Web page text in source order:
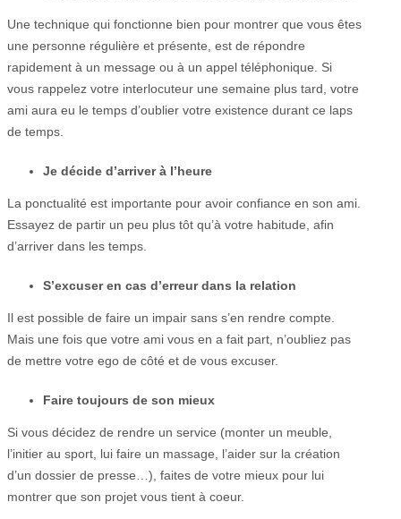
Une technique qui fonctionne bien pour montrer que vous êtes
une personne régulière et présente, est de répondre
rapidement à un message ou à un appel téléphonique. Si
vous rappelez votre interlocuteur une semaine plus tard, votre
ami aura eu le temps d’oublier votre existence durant ce laps
de temps.
Je décide d’arriver à l’heure
La ponctualité est importante pour avoir confiance en son ami.
Essayez de partir un peu plus tôt qu’à votre habitude, afin
d’arriver dans les temps.
S’excuser en cas d’erreur dans la relation
Il est possible de faire un impair sans s’en rendre compte.
Mais une fois que votre ami vous en a fait part, n’oubliez pas
de mettre votre ego de côté et de vous excuser.
Faire toujours de son mieux
Si vous décidez de rendre un service (monter un meuble,
l’initier au sport, lui faire un massage, l’aider sur la création
d’un dossier de presse…), faites de votre mieux pour lui
montrer que son projet vous tient à coeur.